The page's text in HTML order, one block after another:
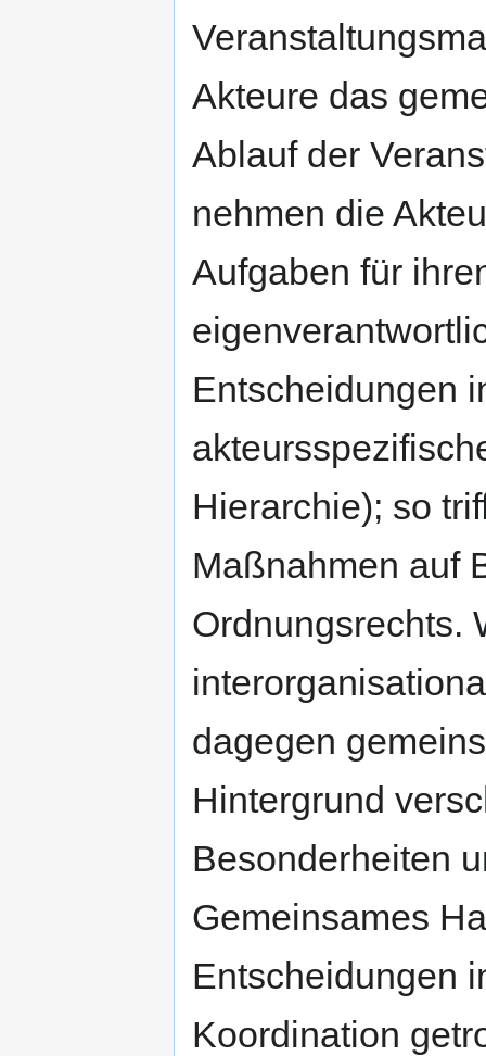
Akteure das
Ablauf der
nehmen die
Aufgaben für
Entscheidungen
Hierarchie); so
Maßnahmen auf
Ordnungsrechts.
dagegen
Hintergrund
Besonderheiten
Gemeinsames
Entscheidungen
Koordination